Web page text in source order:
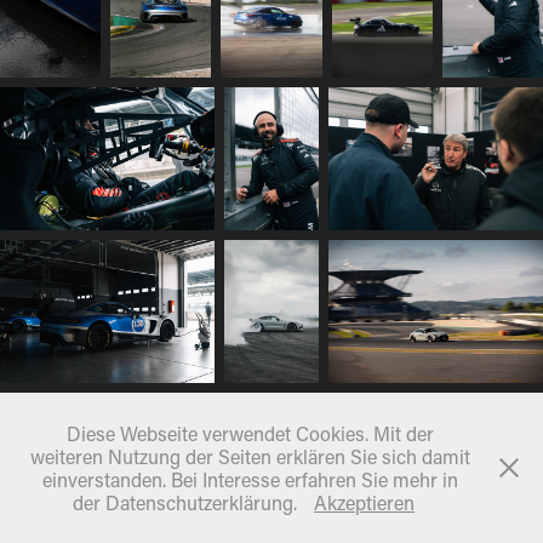
Diese Webseite verwendet Cookies. Mit der
weiteren Nutzung der Seiten erklären Sie sich damit
einverstanden. Bei Interesse erfahren Sie mehr in
der Datenschutzerklärung.
Akzeptieren